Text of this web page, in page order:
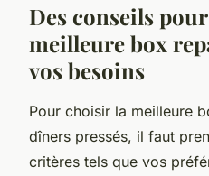
Des conseils
meilleure box
vos besoins
Pour choisir la meilleure
dîners pressés, il faut
critères tels que vos